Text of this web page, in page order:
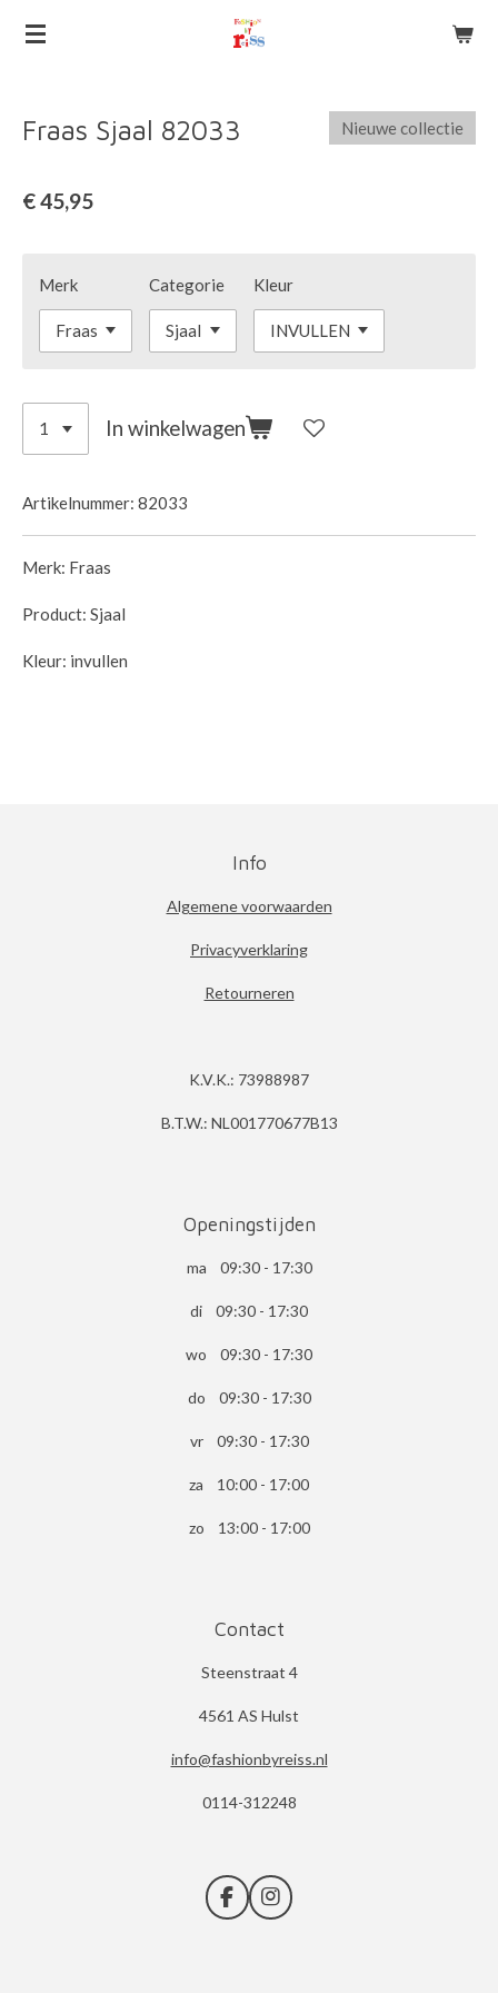
Ga
hoofdinhoud
Fraas Sjaal 82033 Nieuwe collectie
€ 45,95
Merk Categorie Kleur
In winkelwagen
Artikelnummer: 82033
Merk: Fraas
Product: Sjaal
Kleur: invullen
Info
Algemene voorwaarden
Privacyverklaring
Retourneren
K.V.K.: 73988987
B.T.W.: NL001770677B13
Openingstijden
ma 09:30 - 17:30
di 09:30 - 17:30
wo 09:30 - 17:30
do 09:30 - 17:30
vr 09:30 - 17:30
za 10:00 - 17:00
zo 13:00 - 17:00
Contact
Steenstraat 4
4561 AS Hulst
info@fashionbyreiss.nl
0114-312248
F
a
I
n